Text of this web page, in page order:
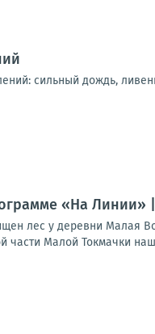
сильный дождь,
«На Линии» |
лес у деревни Малая
части Малой Токмачки